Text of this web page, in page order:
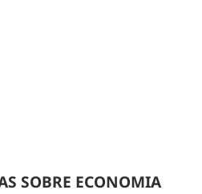
SOBRE ECONOMIA